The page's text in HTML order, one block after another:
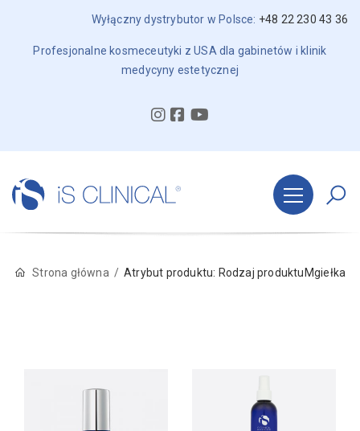
Wyłączny dystrybutor w Polsce: +48 22 230 43 36
Profesjonalne kosmeceutyki z USA dla gabinetów i klinik
medycyny estetycznej
Strona główna Atrybut produktu: Rodzaj produktu Mgiełka